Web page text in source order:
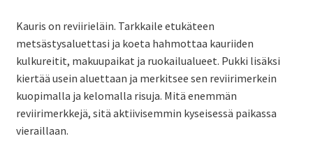
Kauris on reviirieläin. Tarkkaile etukäteen
metsästysaluettasi ja koeta hahmottaa kauriiden
kulkureitit, makuupaikat ja ruokailualueet. Pukki lisäksi
kiertää usein aluettaan ja merkitsee sen reviirimerkein
kuopimalla ja kelomalla risuja. Mitä enemmän
reviirimerkkejä, sitä aktiivisemmin kyseisessä paikassa
vieraillaan.